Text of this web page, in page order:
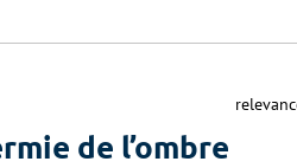
de l’ombre